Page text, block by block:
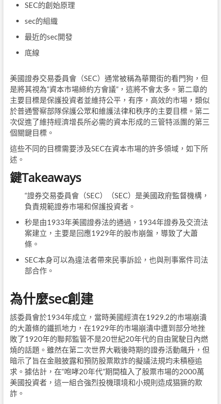
SEC的創始原理
sec的組織
最近的sec開發
底線
美國證券交易委員會（SEC）通常被稱為華爾街的看門狗，但
是將其視為“資本市場締約方會議”，這將不會太多。第二章的
主要目標是保護投資者並維持公平，有序，高效的市場，類似
於普通警察部隊保護公眾和維護法律和秩序的主要目標。第二
次促進了維持經濟增長所必需的資本形成的三管特派團的第三
個關鍵目標。
這些不同的目標需要涉及SEC在資本市場的許多領域，如下所
述。
鍵Takeaways
“證券交易委員會（SEC）（SEC）是美國政府監督機構，
負責規範證券市場和保護投資者。
秒是由1933年美國證券法的通過，1934年證券及交流法
案建立，主要是回應1929年的股市崩盤，導致了大蕭
條。
SEC本身可以為違法者帶來民事訴訟，也與刑事案件司法
部合作。
為什麼sec創建
該委員會於1934年成立，當時美國經濟在1929.2的市場崩潰
的大蕭條的鐵抓地力，在1929年的市場崩潰中遭到部分地挫
敗了1920年的聯邦監管不是20世紀20年代的自由駕駛日內燃
燒的話題。雖然在第二次世界大戰後時期的證券活動飆升，但
暗示了旨在金融披露和預防股票欺詐的擬議法規均未積極追
求。據估計，在“咆哮20年代”期間植入了股票市場的2000萬
美國投資者，這一組合強烈投機環境和小規則造成猖獗的欺
詐。